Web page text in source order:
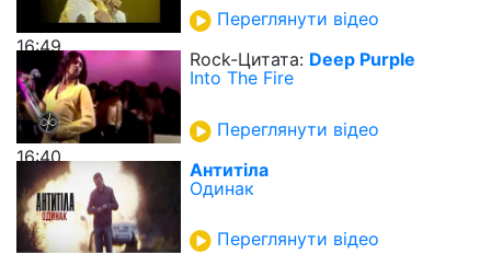
16:49
Переглянути відео
16:40
Rock-Цитата: Deep Purple
Into The Fire
Переглянути відео
Антитіла
Одинак
Переглянути відео